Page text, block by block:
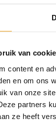
van
content en
en om ons
van onze
partners
ze heeft
in